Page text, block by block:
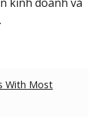
With Most